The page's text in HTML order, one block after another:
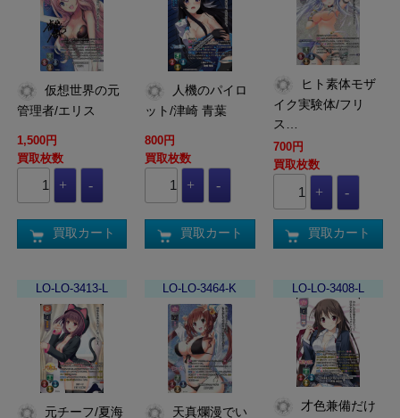
管理者/エリス
1,500円
買取枚数
買取カート
ット/津崎 青葉
800円
買取枚数
買取カート
イク実験体/フリ
ス…
700円
買取枚数
買取カート
LO-LO-3413-L LO-LO-3464-K LO-LO-3408-L